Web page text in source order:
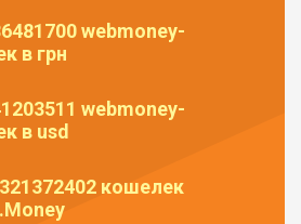
webmoney-
в грн
webmoney-
в usd
кошелек